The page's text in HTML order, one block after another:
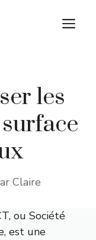
les
Claire
ou Société
est une